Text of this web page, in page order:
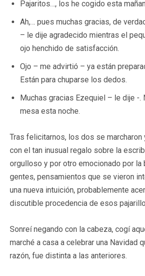
Pajaritos…, los he cogido esta
Ah,… pues muchas gracias, de
– le dije agradecido mientras el
ojo henchido de satisfacción.
Ojo – me advirtió – ya están
Están para chuparse los dedos.
Muchas gracias Ezequiel – le dije -.
mesa esta noche.
Tras felicitarnos, los dos se marcharon
con el tan inusual regalo sobre la
orgulloso y por otro emocionado por la
gentes, pensamientos que se vieron
una nueva intuición, probablemente
discutible procedencia de esos
Sonreí negando con la cabeza, cogí
marché a casa a celebrar una Navidad
razón, fue distinta a las anteriores.